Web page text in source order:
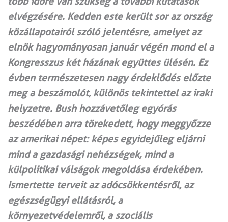
elvégzésére. Kedden este került sor az ország
közállapotairól szóló jelentésre, amelyet az
elnök hagyományosan január végén mond el a
Kongresszus két házának együttes ülésén. Ez
évben természetesen nagy érdeklődés előzte
meg a beszámolót, különös tekintettel az iraki
helyzetre. Bush hozzávetőleg egyórás
beszédében arra törekedett, hogy meggyőzze
az amerikai népet: képes egyidejűleg eljárni
mind a gazdasági nehézségek, mind a
külpolitikai válságok megoldása érdekében.
Ismertette terveit az adócsökkentésről, az
egészségügyi ellátásról, a
környezetvédelemről, a szociális